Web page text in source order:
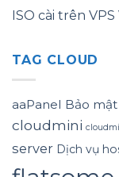
ISO cài trên
TAG CLOUD
aaPanel Bảo
cloudmini
server Dịch vụ